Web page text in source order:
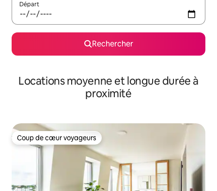
Départ
Rechercher
Locations moyenne et longue durée à
proximité
Coup de cœur voyageurs
Coup de cœur voyageurs